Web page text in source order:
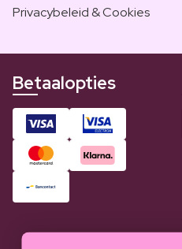
Privacybeleid & Cookies
Betaalopties